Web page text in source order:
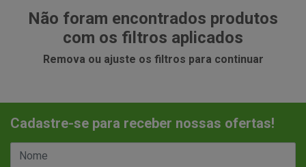
Não foram encontrados produtos
com os filtros aplicados
Remova ou ajuste os filtros para continuar
Cadastre-se para receber nossas ofertas!